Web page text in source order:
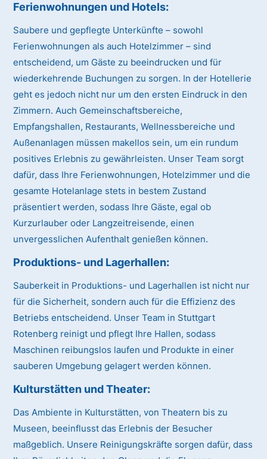
Ferienwohnungen und Hotels:
Saubere und gepflegte Unterkünfte – sowohl
Ferienwohnungen als auch Hotelzimmer – sind
entscheidend, um Gäste zu beeindrucken und für
wiederkehrende Buchungen zu sorgen. In der Hotellerie
geht es jedoch nicht nur um den ersten Eindruck in den
Zimmern. Auch Gemeinschaftsbereiche,
Empfangshallen, Restaurants, Wellnessbereiche und
Außenanlagen müssen makellos sein, um ein rundum
positives Erlebnis zu gewährleisten. Unser Team sorgt
dafür, dass Ihre Ferienwohnungen, Hotelzimmer und die
gesamte Hotelanlage stets in bestem Zustand
präsentiert werden, sodass Ihre Gäste, egal ob
Kurzurlauber oder Langzeitreisende, einen
unvergesslichen Aufenthalt genießen können.
Produktions- und Lagerhallen:
Sauberkeit in Produktions- und Lagerhallen ist nicht nur
für die Sicherheit, sondern auch für die Effizienz des
Betriebs entscheidend. Unser Team in Stuttgart
Rotenberg reinigt und pflegt Ihre Hallen, sodass
Maschinen reibungslos laufen und Produkte in einer
sauberen Umgebung gelagert werden können.
Kulturstätten und Theater:
Das Ambiente in Kulturstätten, von Theatern bis zu
Museen, beeinflusst das Erlebnis der Besucher
maßgeblich. Unsere Reinigungskräfte sorgen dafür, dass